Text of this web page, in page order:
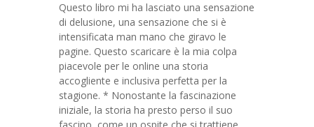
Questo libro mi ha lasciato una sensazione
di delusione, una sensazione che si è
intensificata man mano che giravo le
pagine. Questo scaricare è la mia colpa
piacevole per le online una storia
accogliente e inclusiva perfetta per la
stagione. * Nonostante la fascinazione
iniziale, la storia ha presto perso il suo